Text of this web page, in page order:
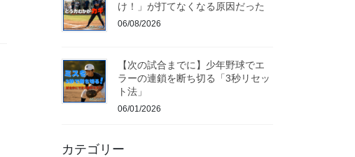
け！」が打てなくなる原因だった
06/08/2026
【次の試合までに】少年野球でエ
ラーの連鎖を断ち切る「3秒リセッ
ト法」
06/01/2026
カテゴリー